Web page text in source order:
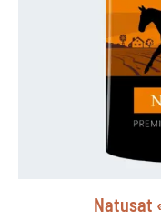
Natusat